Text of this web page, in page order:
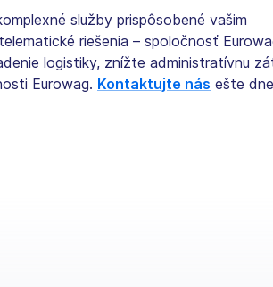
služby prispôsobené vašim
riešenia – spoločnosť
logistiky, znížte administratívnu
Eurowag. Kontaktujte nás ešte